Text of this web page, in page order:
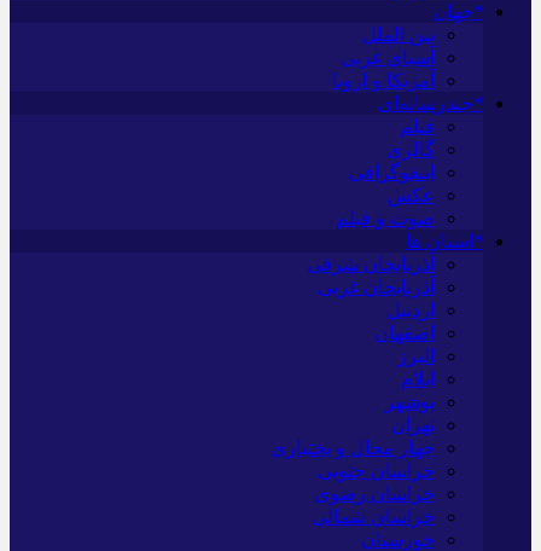
*جهان
بین الملل
آسیای غربی
آمریکا و اروپا
*چندرسانه‌ای
فیلم
گالری
اینفوگرافی
عکس
صوت و فیلم
*استان ها
آذربایجان شرقی
آذربایجان غربی
اردبیل
اصفهان
البرز
ایلام
بوشهر
تهران
چهار محال و بختیاری
خراسان جنوبی
خراسان رضوی
خراسان شمالی
خوزستان